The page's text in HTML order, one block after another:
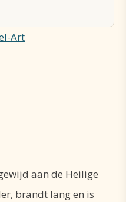
Art
aan de Heilige
brandt lang en is